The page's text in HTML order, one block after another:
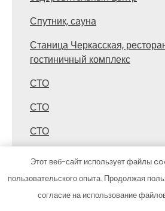
Спутник, сауна
Станица Черкасская,
гостиничный комплекс
СТО
СТО
СТО
СТО
СТО Автостиль
Этот веб-сайт использует файлы
пользовательского опыта. Продолжая
согласие на использование